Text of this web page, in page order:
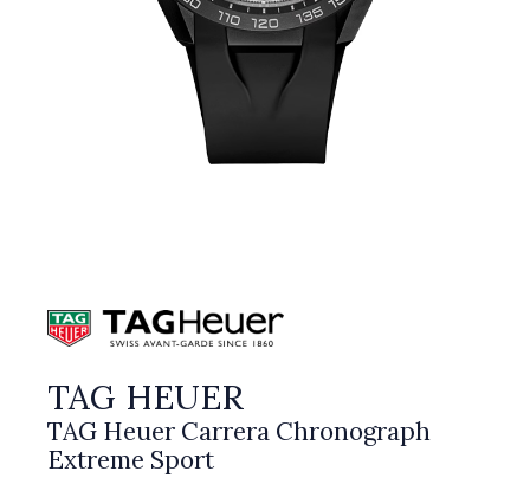
TAG HEUER
TAG Heuer Carrera Chronograph
Extreme Sport